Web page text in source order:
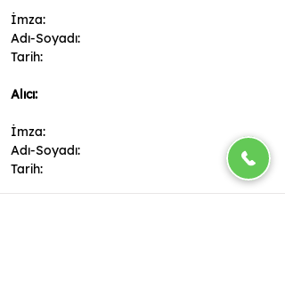
İmza:
Adı-Soyadı:
Tarih:
Alıcı:
İmza:
Adı-Soyadı:
Tarih: